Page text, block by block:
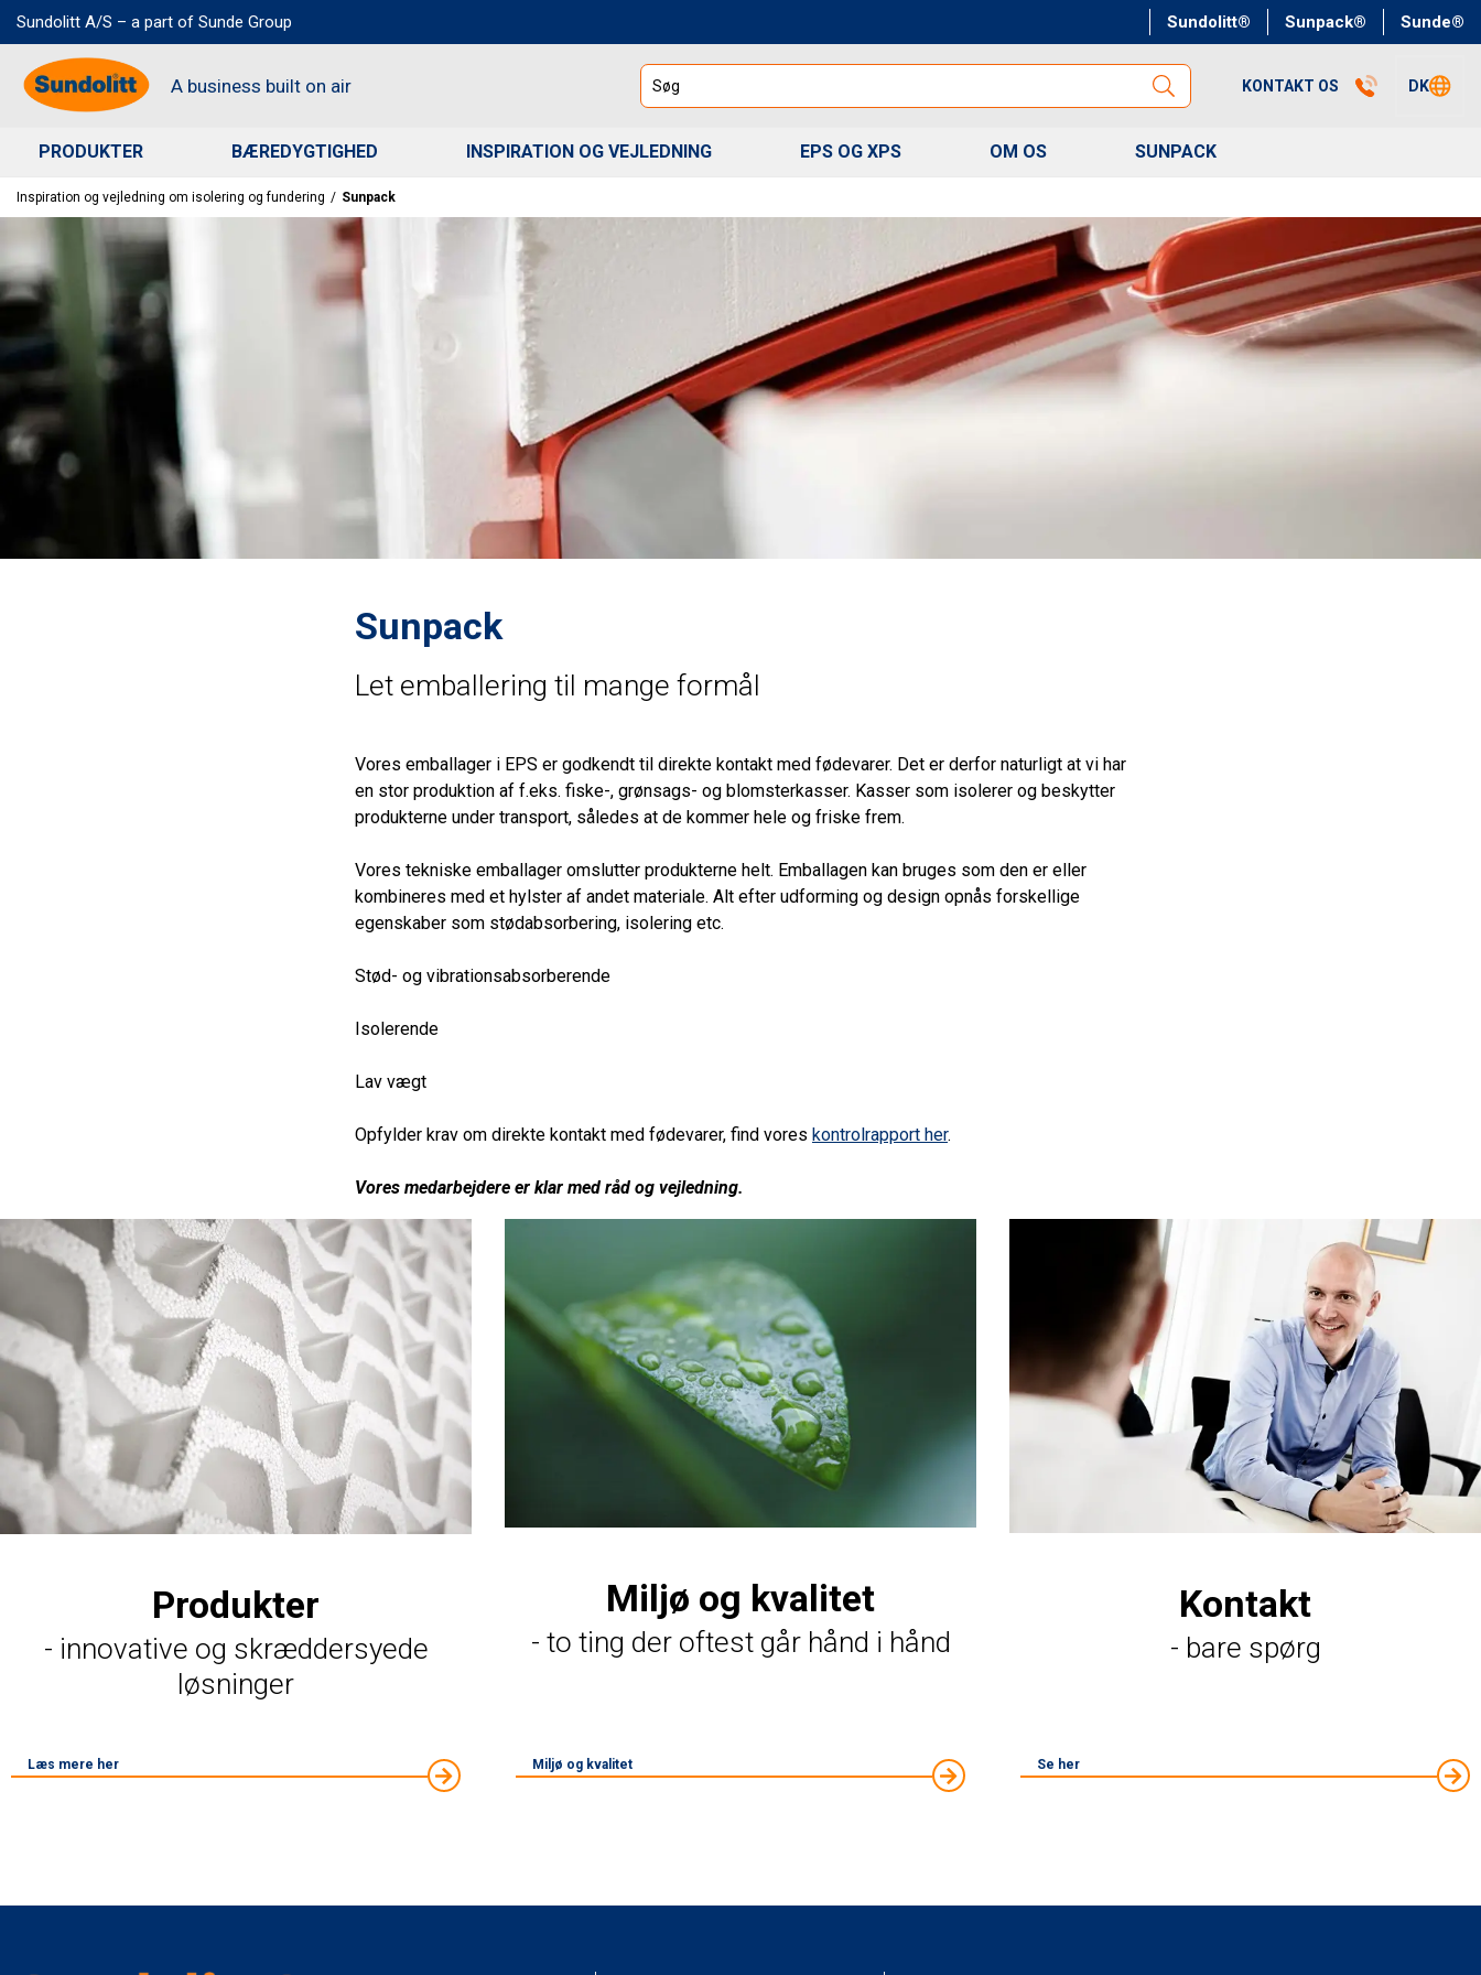
Sundolitt A/S – a part of Sunde Group Sundolitt® Sunpack® Sunde®
A business built on air Søg KONTAKT OS DK
PRODUKTER BÆREDYGTIGHED INSPIRATION OG VEJLEDNING EPS OG XPS OM OS SUNPACK
Inspiration og vejledning om isolering og fundering / Sunpack
Sunpack
Let emballering til mange formål
Vores emballager i EPS er godkendt til direkte kontakt med fødevarer. Det er derfor naturligt at vi har
en stor produktion af f.eks. fiske-, grønsags- og blomsterkasser. Kasser som isolerer og beskytter
produkterne under transport, således at de kommer hele og friske frem.
Vores tekniske emballager omslutter produkterne helt. Emballagen kan bruges som den er eller
kombineres med et hylster af andet materiale. Alt efter udforming og design opnås forskellige
egenskaber som stødabsorbering, isolering etc.
Stød- og vibrationsabsorberende
Isolerende
Lav vægt
Opfylder krav om direkte kontakt med fødevarer, find vores kontrolrapport her.
Vores medarbejdere er klar med råd og vejledning.
Produkter
- innovative og skræddersyede
løsninger
Læs mere her
Miljø og kvalitet
- to ting der oftest går hånd i hånd
Miljø og kvalitet
Kontakt
- bare spørg
Se her